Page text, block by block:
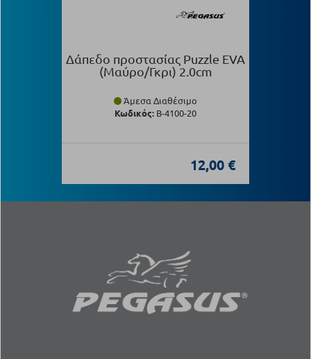
Δάπεδο προστασίας Puzzle EVA
(Μαύρο/Γκρι) 2.0cm
Άμεσα Διαθέσιμο
Κωδικός: Β-4100-20
12,00 €